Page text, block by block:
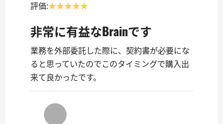
評価:
非常に有益なBrainです
業務を外部委託した際に、契約書が必要にな
ると思っていたのでこのタイミングで購入出
来て良かったです。